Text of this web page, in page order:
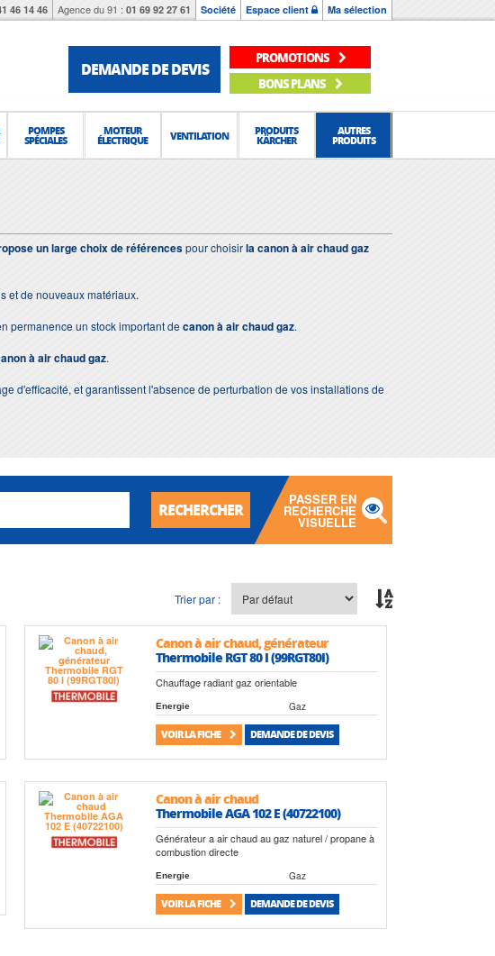
46 14 46 Agence du 91 : 01 69 92 27 61 Société Espace client Ma sélection
DEMANDE DE DEVIS
PROMOTIONS
BONS PLANS
POMPES
SPÉCIALES
MOTEUR
ÉLECTRIQUE VENTILATION PRODUITS
KÄRCHER
AUTRES
PRODUITS
un large choix de référencespour choisirla canon à air chaud gaz
et de nouveaux matériaux.
permanence un stock important decanon à air chaud gaz.
à air chaud gaz.
d'efficacité, et garantissent l'absence de perturbation de vos installations de
RECHERCHER
PASSER EN
RECHERCHE
VISUELLE
Trier par :
Canon à air chaud, générateur
Thermobile RGT 80 I (99RGT80I)
Chauffage radiant gaz orientable
Energie Gaz
VOIR LA FICHE DEMANDE DE DEVIS
Canon à air chaud
Thermobile AGA 102 E (40722100)
Générateur a air chaud au gaz naturel / propane à
combustion directe
Energie Gaz
VOIR LA FICHE DEMANDE DE DEVIS